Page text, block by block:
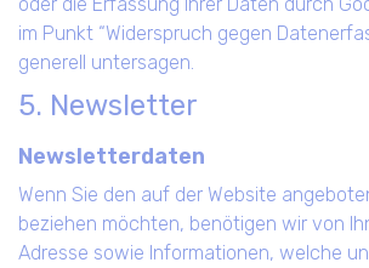
im Punkt “Widerspruch gegen
generell untersagen.
5. Newsletter
Newsletterdaten
Wenn Sie den auf der Website
beziehen möchten, benötigen wir von
Adresse sowie Informationen, welche